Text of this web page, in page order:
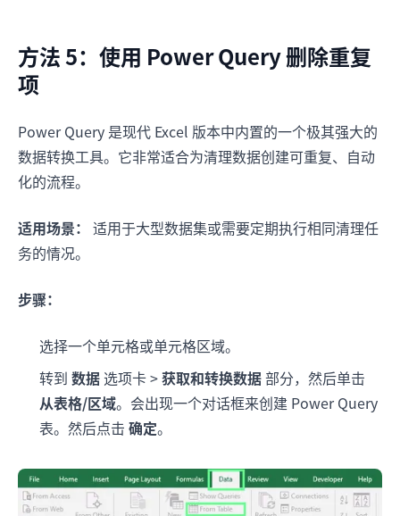
方法 5：使用 Power Query 删除重复
项
Power Query 是现代 Excel 版本中内置的一个极其强大的
数据转换工具。它非常适合为清理数据创建可重复、自动
化的流程。
适用场景： 适用于大型数据集或需要定期执行相同清理任
务的情况。
步骤：
选择一个单元格或单元格区域。
转到 数据 选项卡 >获取和转换数据部分，然后单击
从表格/区域。会出现一个对话框来创建 Power Query
表。然后点击 确定。